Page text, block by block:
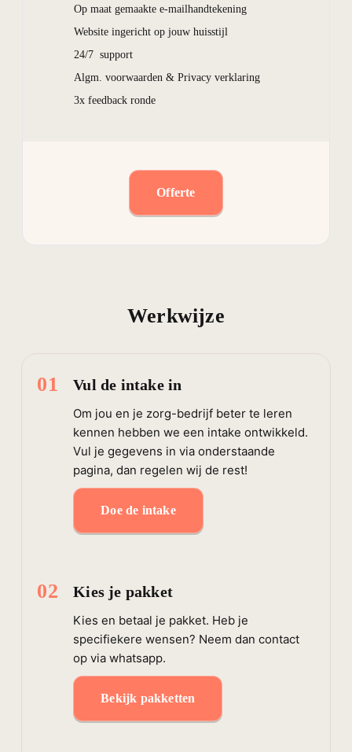
Op maat gemaakte e-mailhandtekening
Website ingericht op jouw huisstijl
24/7 support
Algm. voorwaarden & Privacy verklaring
3x feedback ronde
Offerte
Werkwijze
01 Vul de intake in
Om jou en je zorg-bedrijf beter te leren
kennen hebben we een intake ontwikkeld.
Vul je gegevens in via onderstaande
pagina, dan regelen wij de rest!
Doe de intake
02 Kies je pakket
Kies en betaal je pakket. Heb je
specifiekere wensen? Neem dan contact
op via whatsapp.
Bekijk pakketten